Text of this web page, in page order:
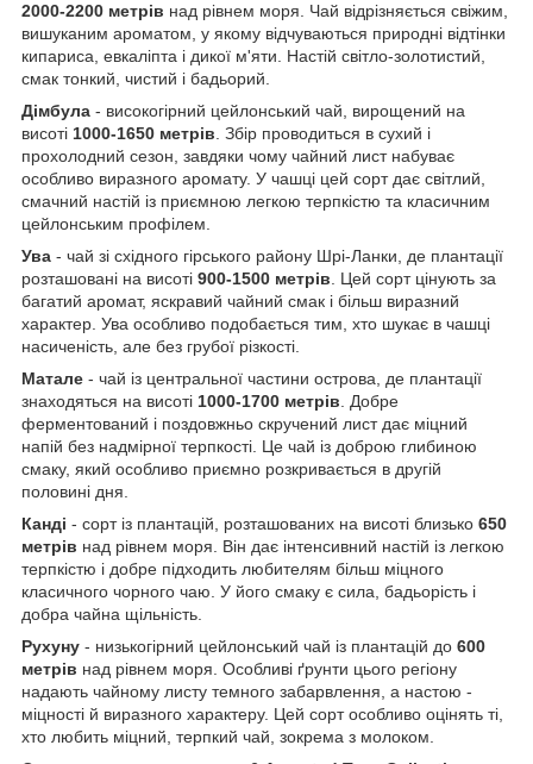
2000-2200 метрів над рівнем моря. Чай відрізняється свіжим,
вишуканим ароматом, у якому відчуваються природні відтінки
кипариса, евкаліпта і дикої м'яти. Настій світло-золотистий,
смак тонкий, чистий і бадьорий.
Дімбула - високогірний цейлонський чай, вирощений на
висоті 1000-1650 метрів. Збір проводиться в сухий і
прохолодний сезон, завдяки чому чайний лист набуває
особливо виразного аромату. У чашці цей сорт дає світлий,
смачний настій із приємною легкою терпкістю та класичним
цейлонським профілем.
Ува - чай зі східного гірського району Шрі-Ланки, де плантації
розташовані на висоті 900-1500 метрів. Цей сорт цінують за
багатий аромат, яскравий чайний смак і більш виразний
характер. Ува особливо подобається тим, хто шукає в чашці
насиченість, але без грубої різкості.
Матале - чай із центральної частини острова, де плантації
знаходяться на висоті 1000-1700 метрів. Добре
ферментований і поздовжньо скручений лист дає міцний
напій без надмірної терпкості. Це чай із доброю глибиною
смаку, який особливо приємно розкривається в другій
половині дня.
Канді - сорт із плантацій, розташованих на висоті близько 650
метрів над рівнем моря. Він дає інтенсивний настій із легкою
терпкістю і добре підходить любителям більш міцного
класичного чорного чаю. У його смаку є сила, бадьорість і
добра чайна щільність.
Рухуну - низькогірний цейлонський чай із плантацій до 600
метрів над рівнем моря. Особливі ґрунти цього регіону
надають чайному листу темного забарвлення, а настою -
міцності й виразного характеру. Цей сорт особливо оцінять ті,
хто любить міцний, терпкий чай, зокрема з молоком.